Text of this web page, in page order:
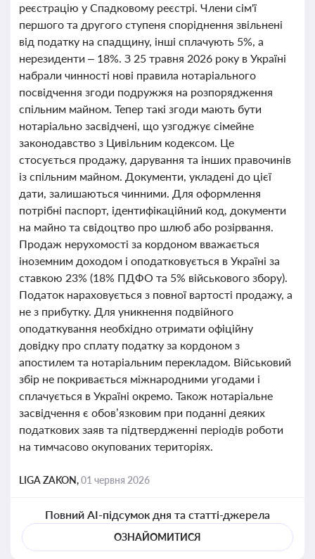
реєстрацію у Спадковому реєстрі. Члени сім'ї
першого та другого ступеня споріднення звільнені
від податку на спадщину, інші сплачують 5%, а
нерезиденти – 18%. З 25 травня 2026 року в Україні
набрали чинності нові правила нотаріального
посвідчення згоди подружжя на розпорядження
спільним майном. Тепер такі згоди мають бути
нотаріально засвідчені, що узгоджує сімейне
законодавство з Цивільним кодексом. Це
стосується продажу, дарування та інших правочинів
із спільним майном. Документи, укладені до цієї
дати, залишаються чинними. Для оформлення
потрібні паспорт, ідентифікаційний код, документи
на майно та свідоцтво про шлюб або розірвання.
Продаж нерухомості за кордоном вважається
іноземним доходом і оподатковується в Україні за
ставкою 23% (18% ПДФО та 5% військового збору).
Податок нараховується з повної вартості продажу, а
не з прибутку. Для уникнення подвійного
оподаткування необхідно отримати офіційну
довідку про сплату податку за кордоном з
апостилем та нотаріальним перекладом. Військовий
збір не покривається міжнародними угодами і
сплачується в Україні окремо. Також нотаріальне
засвідчення є обов’язковим при поданні деяких
податкових заяв та підтвердженні періодів роботи
на тимчасово окупованих територіях.
LIGA ZAKON,01 червня 2026
Повний AI-підсумок дня та статті-джерела
ОЗНАЙОМИТИСЯ